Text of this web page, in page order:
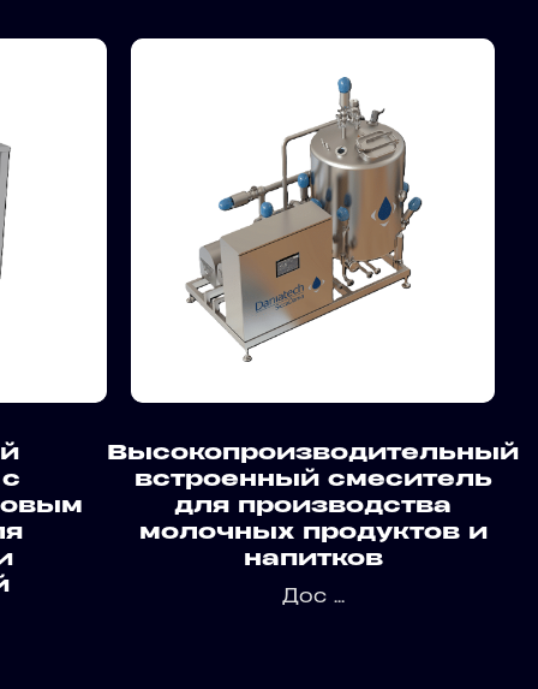
Высокопроизводительный
встроенный смеситель
для производства
молочных продуктов и
напитков
Дос ...